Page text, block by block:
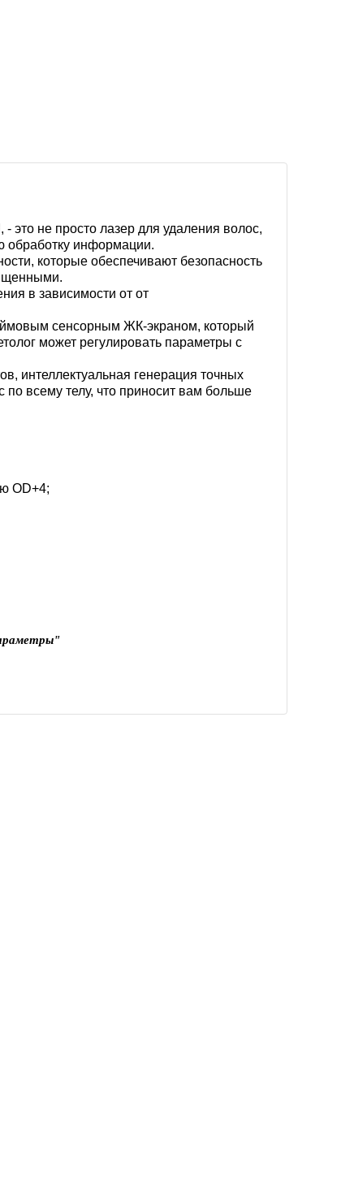
не просто лазер для удаления волос,
обработку информации.
которые обеспечивают безопасность
в зависимости от от
сенсорным ЖК-экраном, который
может регулировать параметры с
интеллектуальная генерация точных
всему телу, что приносит вам больше
OD+4;